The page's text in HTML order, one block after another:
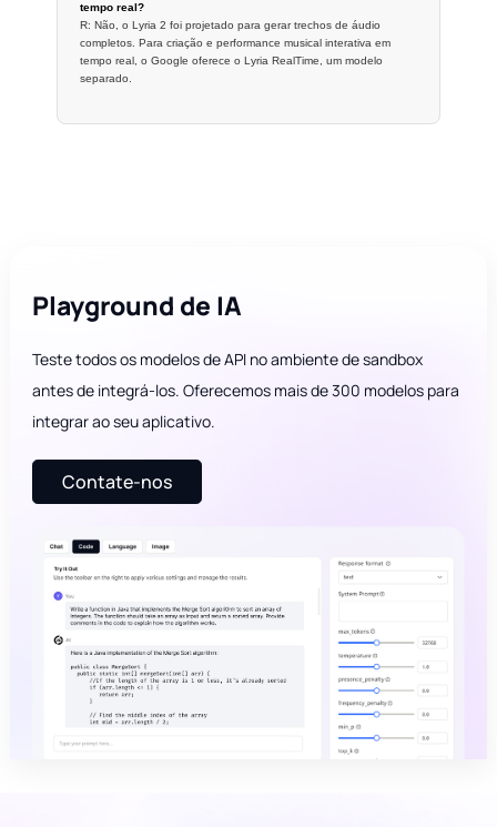
tempo real?
R: Não, o Lyria 2 foi projetado para gerar trechos de áudio
completos. Para criação e performance musical interativa em
tempo real, o Google oferece o Lyria RealTime, um modelo
separado.
Playground de IA
Teste todos os modelos de API no ambiente de sandbox
antes de integrá-los. Oferecemos mais de 300 modelos para
integrar ao seu aplicativo.
Contate-nos